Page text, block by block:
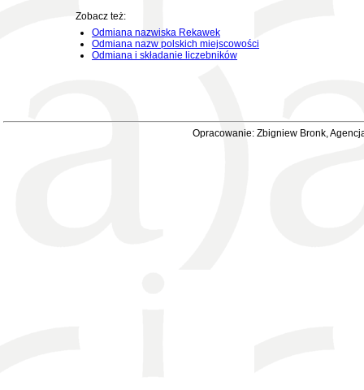
Zobacz też:
Odmiana nazwiska Rekawek
Odmiana nazw polskich miejscowości
Odmiana i składanie liczebników
Opracowanie: Zbigniew Bronk,